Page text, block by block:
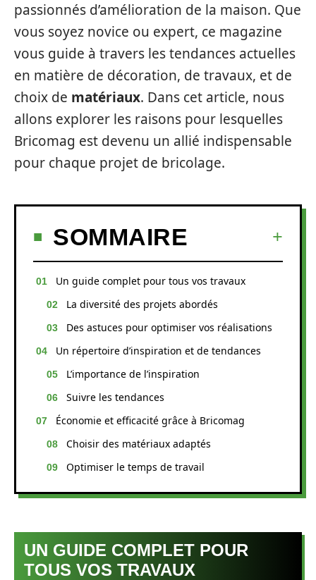
passionnés d’amélioration de la maison. Que
vous soyez novice ou expert, ce magazine
vous guide à travers les tendances actuelles
en matière de décoration, de travaux, et de
choix de matériaux. Dans cet article, nous
allons explorer les raisons pour lesquelles
Bricomag est devenu un allié indispensable
pour chaque projet de bricolage.
SOMMAIRE
Un guide complet pour tous vos travaux
La diversité des projets abordés
Des astuces pour optimiser vos réalisations
Un répertoire d’inspiration et de tendances
L’importance de l’inspiration
Suivre les tendances
Économie et efficacité grâce à Bricomag
Choisir des matériaux adaptés
Optimiser le temps de travail
UN GUIDE COMPLET POUR
TOUS VOS TRAVAUX